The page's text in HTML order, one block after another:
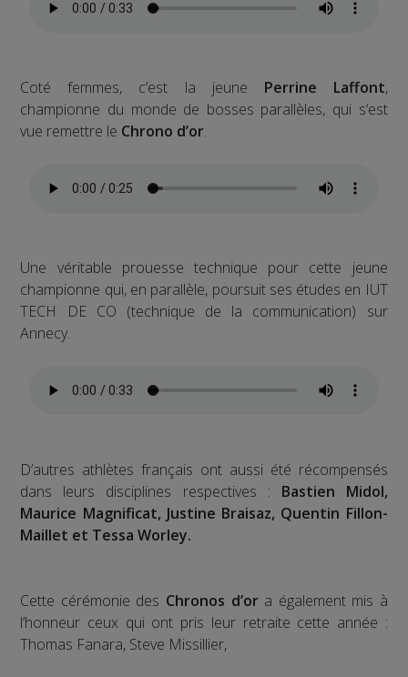
Coté femmes, c’est la jeune Perrine Laffont,
championne du monde de bosses parallèles, qui s‘est
vue remettre le Chrono d’or.
Une véritable prouesse technique pour cette jeune
championne qui, en parallèle, poursuit ses études en IUT
TECH DE CO (technique de la communication) sur
Annecy.
D’autres athlètes français ont aussi été récompensés
dans leurs disciplines respectives : Bastien Midol,
Maurice Magnificat, Justine Braisaz, Quentin Fillon-
Maillet et Tessa Worley.
Cette cérémonie des Chronos d’ora également mis à
l’honneur ceux qui ont pris leur retraite cette année :
Thomas Fanara, Steve Missillier,